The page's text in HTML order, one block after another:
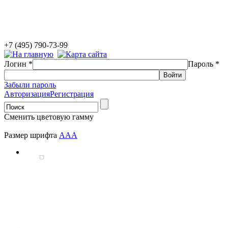
+7 (495) 790-73-99
Логин * Пароль *
Забыли пароль
АвторизацияРегистрация
Сменить цветовую гамму
Размер шрифта AAA